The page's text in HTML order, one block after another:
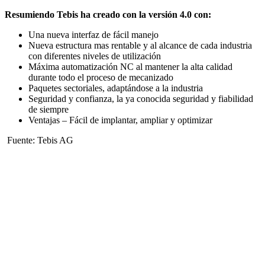
Resumiendo Tebis ha creado con la versión 4.0 con:
Una nueva interfaz de fácil manejo
Nueva estructura mas rentable y al alcance de cada industria
con diferentes niveles de utilización
Máxima automatización NC al mantener la alta calidad
durante todo el proceso de mecanizado
Paquetes sectoriales, adaptándose a la industria
Seguridad y confianza, la ya conocida seguridad y fiabilidad
de siempre
Ventajas – Fácil de implantar, ampliar y optimizar
Fuente: Tebis AG